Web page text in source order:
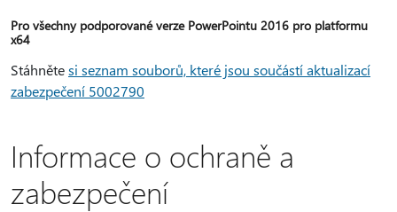
Pro všechny podporované verze PowerPointu 2016 pro platformu
x64
Stáhnětesi seznam souborů, které jsou součástí aktualizací
zabezpečení 5002790
Informace o ochraně a
zabezpečení